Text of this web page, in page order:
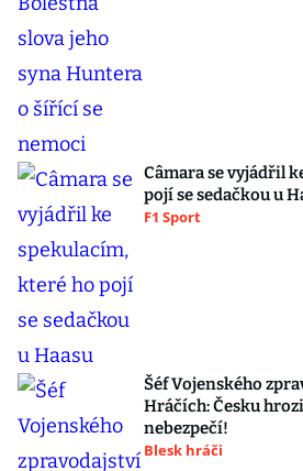
Câmara se vyjádřil
pojí se sedačkou u
F1 Sport
Šéf Vojenského
Hráčích: Česku
nebezpečí!
Blesk hráči